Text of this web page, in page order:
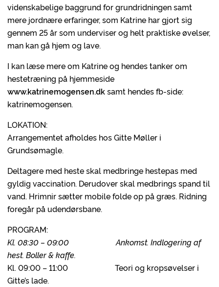
videnskabelige baggrund for grundridningen samt
mere jordnære erfaringer, som Katrine har gjort sig
gennem 25 år som underviser og helt praktiske øvelser,
man kan gå hjem og lave.
I kan læse mere om Katrine og hendes tanker om
hestetræning på hjemmeside
www.katrinemogensen.dksamt hendes fb-side:
katrinemogensen.
LOKATION:
Arrangementet afholdes hos Gitte Møller i
Grundsømagle.
Deltagere med heste skal medbringe hestepas med
gyldig vaccination. Derudover skal medbrings spand til
vand. Hrimnir sætter mobile folde op på græs. Ridning
foregår på udendørsbane.
PROGRAM:
Kl. 08:30 – 09:00 Ankomst. Indlogering af
hest. Boller & kaffe.
Kl. 09:00 – 11:00 Teori og kropsøvelser i
Gitte’s lade.